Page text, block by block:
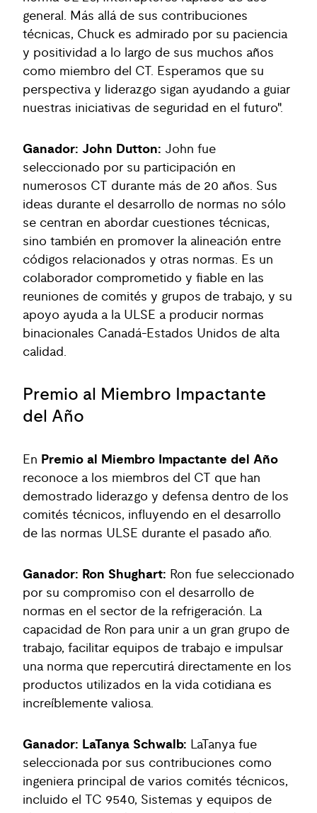
general. Más allá de sus contribuciones
técnicas, Chuck es admirado por su paciencia
y positividad a lo largo de sus muchos años
como miembro del CT. Esperamos que su
perspectiva y liderazgo sigan ayudando a guiar
nuestras iniciativas de seguridad en el futuro".
Ganador: John Dutton: John fue
seleccionado por su participación en
numerosos CT durante más de 20 años. Sus
ideas durante el desarrollo de normas no sólo
se centran en abordar cuestiones técnicas,
sino también en promover la alineación entre
códigos relacionados y otras normas. Es un
colaborador comprometido y fiable en las
reuniones de comités y grupos de trabajo, y su
apoyo ayuda a la ULSE a producir normas
binacionales Canadá-Estados Unidos de alta
calidad.
Premio al Miembro Impactante
del Año
En Premio al Miembro Impactante del Año
reconoce a los miembros del CT que han
demostrado liderazgo y defensa dentro de los
comités técnicos, influyendo en el desarrollo
de las normas ULSE durante el pasado año.
Ganador: Ron Shughart: Ron fue seleccionado
por su compromiso con el desarrollo de
normas en el sector de la refrigeración. La
capacidad de Ron para unir a un gran grupo de
trabajo, facilitar equipos de trabajo e impulsar
una norma que repercutirá directamente en los
productos utilizados en la vida cotidiana es
increíblemente valiosa.
Ganador: LaTanya Schwalb: LaTanya fue
seleccionada por sus contribuciones como
ingeniera principal de varios comités técnicos,
incluido el TC 9540, Sistemas y equipos de